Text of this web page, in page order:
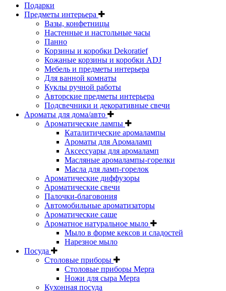
Подарки
Предметы интерьера
Вазы, конфетницы
Настенные и настольные часы
Панно
Корзины и коробки Dekoratief
Кожаные корзины и коробки ADJ
Мебель и предметы интерьера
Для ванной комнаты
Куклы ручной работы
Авторские предметы интерьера
Подсвечники и декоративные свечи
Ароматы для дома/авто
Ароматические лампы
Каталитические аромалампы
Ароматы для Аромаламп
Аксессуары для аромаламп
Масляные аромалампы-горелки
Масла для ламп-горелок
Ароматические диффузоры
Ароматические свечи
Палочки-благовония
Автомобильные ароматизаторы
Ароматические саше
Ароматное натуральное мыло
Мыло в форме кексов и сладостей
Нарезное мыло
Посуда
Столовые приборы
Столовые приборы Mepra
Ножи для сыра Mepra
Кухонная посуда